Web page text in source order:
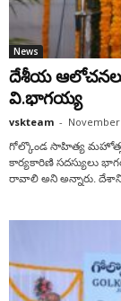
News
దేశీయ
వి.భాగ‌య్య‌
vskteam - November
గోల్కొండ సాహిత్య
కార్య‌కారిణి స‌ద‌స్యులు
రావాలి అని అన్నారు.